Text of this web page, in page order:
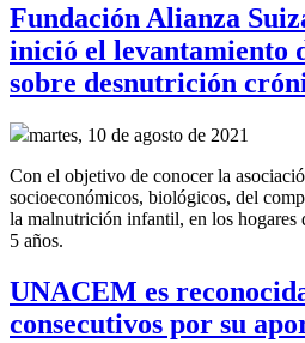
Fundación Alianza
inició el levantamiento
sobre desnutrición
martes, 10 de agosto de 2021
Con el objetivo de conocer la
socioeconómicos, biológicos, del
la malnutrición infantil, en los hogares
5 años.
UNACEM es
consecutivos por su